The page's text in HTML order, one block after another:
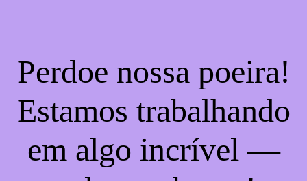
Perdoe nossa poeira!
Estamos trabalhando
em algo incrível —